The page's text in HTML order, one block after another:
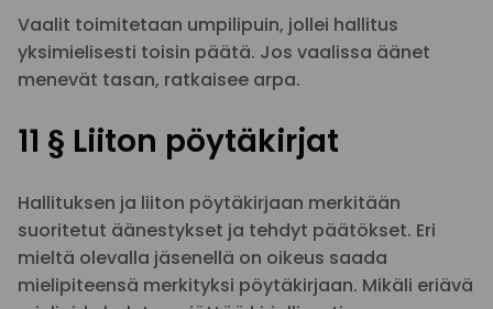
Vaalit toimitetaan umpilipuin, jollei hallitus
yksimielisesti toisin päätä. Jos vaalissa äänet
menevät tasan, ratkaisee arpa.
11 § Liiton pöytäkirjat
Hallituksen ja liiton pöytäkirjaan merkitään
suoritetut äänestykset ja tehdyt päätökset. Eri
mieltä olevalla jäsenellä on oikeus saada
mielipiteensä merkityksi pöytäkirjaan. Mikäli eriävä